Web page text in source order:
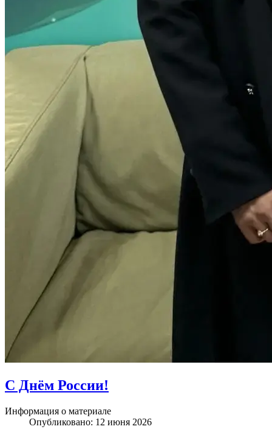
С Днём России!
Информация о материале
Опубликовано: 12 июня 2026